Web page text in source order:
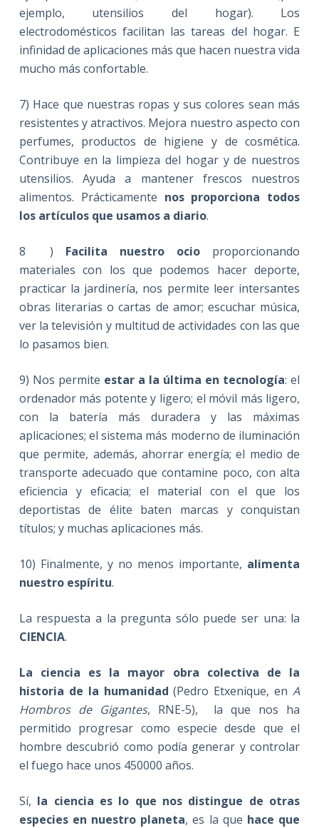
ejemplo, utensilios del hogar). Los
electrodomésticos facilitan las tareas del hogar. E
infinidad de aplicaciones más que hacen nuestra vida
mucho más confortable.
7) Hace que nuestras ropas y sus colores sean más
resistentes y atractivos. Mejora nuestro aspecto con
perfumes, productos de higiene y de cosmética.
Contribuye en la limpieza del hogar y de nuestros
utensilios. Ayuda a mantener frescos nuestros
alimentos. Prácticamente nos proporciona todos
los artículos que usamos a diario.
8 ) Facilita nuestro ocio proporcionando
materiales con los que podemos hacer deporte,
practicar la jardinería, nos permite leer intersantes
obras literarias o cartas de amor; escuchar música,
ver la televisión y multitud de actividades con las que
lo pasamos bien.
9) Nos permite estar a la última en tecnología: el
ordenador más potente y ligero; el móvil más ligero,
con la batería más duradera y las máximas
aplicaciones; el sistema más moderno de iluminación
que permite, además, ahorrar energía; el medio de
transporte adecuado que contamine poco, con alta
eficiencia y eficacia; el material con el que los
deportistas de élite baten marcas y conquistan
títulos; y muchas aplicaciones más.
10) Finalmente, y no menos importante, alimenta
nuestro espíritu.
La respuesta a la pregunta sólo puede ser una: la
CIENCIA.
La ciencia es la mayor obra colectiva de la
historia de la humanidad(Pedro Etxenique, enA
Hombros de Gigantes, RNE-5), la que nos ha
permitido progresar como especie desde que el
hombre descubrió como podía generar y controlar
el fuego hace unos 450000 años.
Sí, la ciencia es lo que nos distingue de otras
especies en nuestro planeta, es la que hace que